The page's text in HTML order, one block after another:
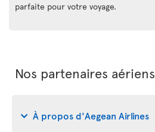
parfaite pour votre voyage.
Nos partenaires aériens
À propos d'Aegean Airlines